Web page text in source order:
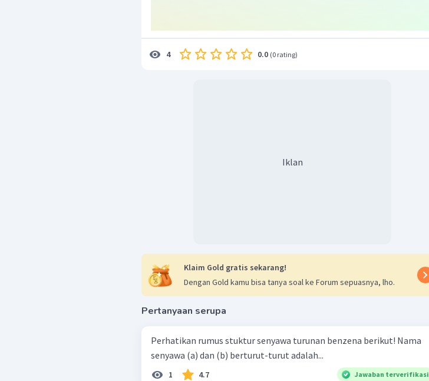
4 0.0 (0 rating)
Iklan
Klaim Gold gratis sekarang!
Dengan Gold kamu bisa tanya soal ke Forum sepuasnya, lho.
Pertanyaan serupa
Perhatikan rumus stuktur senyawa turunan benzena berikut! Nama
senyawa (a) dan (b) berturut-turut adalah...
1 4.7 Jawaban terverifikasi